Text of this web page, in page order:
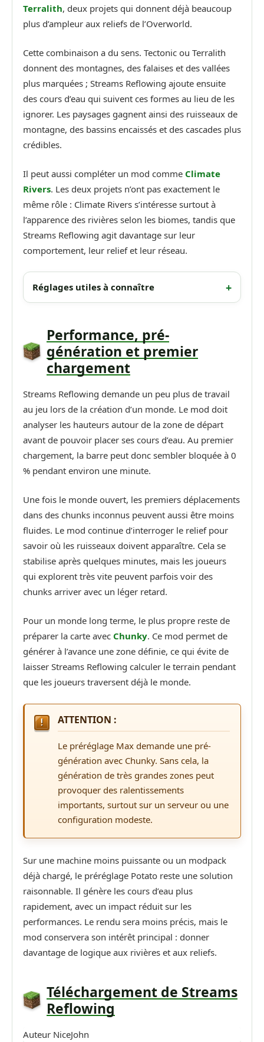
Terralith, deux projets qui donnent déjà beaucoup
plus d’ampleur aux reliefs de l’Overworld.
Cette combinaison a du sens. Tectonic ou Terralith
donnent des montagnes, des falaises et des vallées
plus marquées ; Streams Reflowing ajoute ensuite
des cours d’eau qui suivent ces formes au lieu de les
ignorer. Les paysages gagnent ainsi des ruisseaux de
montagne, des bassins encaissés et des cascades plus
crédibles.
Il peut aussi compléter un mod comme Climate
Rivers. Les deux projets n’ont pas exactement le
même rôle : Climate Rivers s’intéresse surtout à
l’apparence des rivières selon les biomes, tandis que
Streams Reflowing agit davantage sur leur
comportement, leur relief et leur réseau.
Réglages utiles à connaître
Performance, pré-
génération et premier
chargement
Streams Reflowing demande un peu plus de travail
au jeu lors de la création d’un monde. Le mod doit
analyser les hauteurs autour de la zone de départ
avant de pouvoir placer ses cours d’eau. Au premier
chargement, la barre peut donc sembler bloquée à 0
% pendant environ une minute.
Une fois le monde ouvert, les premiers déplacements
dans des chunks inconnus peuvent aussi être moins
fluides. Le mod continue d’interroger le relief pour
savoir où les ruisseaux doivent apparaître. Cela se
stabilise après quelques minutes, mais les joueurs
qui explorent très vite peuvent parfois voir des
chunks arriver avec un léger retard.
Pour un monde long terme, le plus propre reste de
préparer la carte avec Chunky. Ce mod permet de
générer à l’avance une zone définie, ce qui évite de
laisser Streams Reflowing calculer le terrain pendant
que les joueurs traversent déjà le monde.
ATTENTION :
Le préréglage Max demande une pré-
génération avec Chunky. Sans cela, la
génération de très grandes zones peut
provoquer des ralentissements
importants, surtout sur un serveur ou une
configuration modeste.
Sur une machine moins puissante ou un modpack
déjà chargé, le préréglage Potato reste une solution
raisonnable. Il génère les cours d’eau plus
rapidement, avec un impact réduit sur les
performances. Le rendu sera moins précis, mais le
mod conservera son intérêt principal : donner
davantage de logique aux rivières et aux reliefs.
Téléchargement de Streams
Reflowing
Auteur NiceJohn